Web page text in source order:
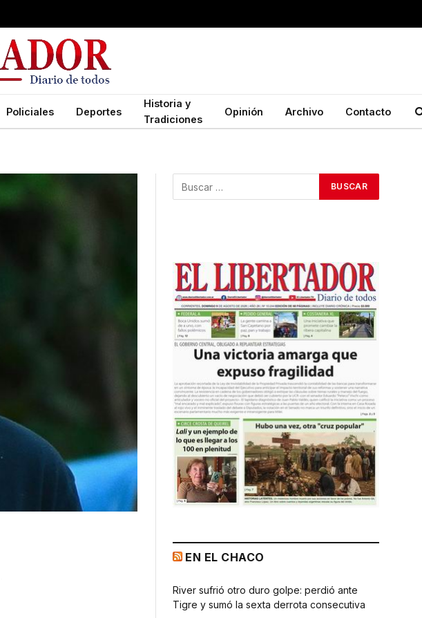
Policiales Deportes
Historia y
Tradiciones
Opinión Archivo Contacto
EN EL CHACO
River sufrió otro duro golpe: perdió ante
Tigre y sumó la sexta derrota consecutiva